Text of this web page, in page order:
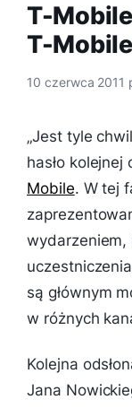
T-
T-Mobile
10 czerwca 2011
„Jest tyle
hasło kolejnej
Mobile. W tej
wydarzeniem,
są głównym
w różnych
Kolejna
Jana